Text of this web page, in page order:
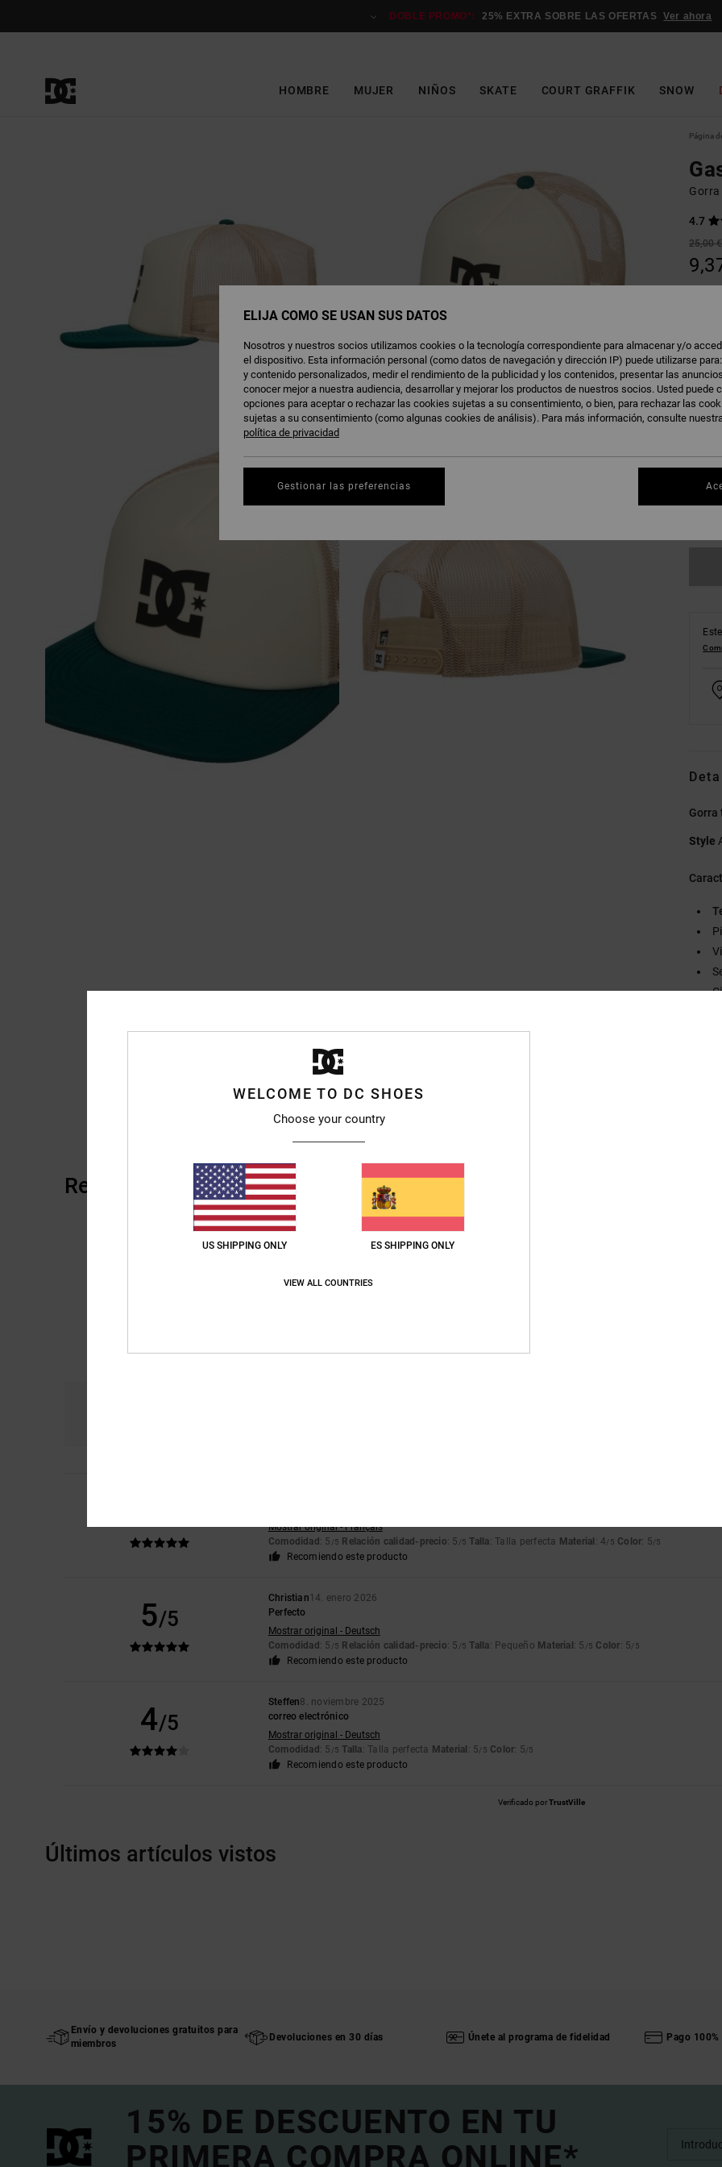
DOBLE PROMO*: 25% EXTRA SOBRE LAS OFERTAS Ver ahora
HOMBRE MUJER NIÑOS SKATE COURT GRAFFIK SNOW
Página
4.7
25,00 €
Color
Gorra
Style
Reseñas de los clientes
Mostrar original - Français
Comodidad : 5 /5 Relación calidad-precio: 5 /5 Talla: Talla perfecta Material : 4/5 Color: 5/5
Recomiendo este producto
5/5
Christian14. enero 2026
Perfecto
Mostrar original - Deutsch
Comodidad : 5 /5 Relación calidad-precio: 5 /5 Talla: Pequeño Material : 5 /5 Color: 5/5
Recomiendo este producto
4/5
Steffen8. noviembre 2025
correo electrónico
Mostrar original - Deutsch
Comodidad : 5 /5 Talla: Talla perfecta Material : 5/5 Color: 5/5
Recomiendo este producto
Verificado porTrustVille
Últimos artículos vistos
Envío y devoluciones gratuitos para
miembros
Devoluciones en 30 días Únete al programa de fidelidad Pago
15% DE DESCUENTO EN TU
PRIMERA COMPRA ONLINE*
WELCOME TO DC SHOES
Choose your country
US SHIPPING ONLY ES SHIPPING ONLY
VIEW ALL COUNTRIES
ELIJA CÓMO SE USAN SUS DATOS
Nosotros y nuestros socios utilizamos cookies o la tecnología correspondiente para almacenar y/o
el dispositivo. Esta información personal (como datos de navegación y dirección IP) puede utilizarse
y contenido personalizados, medir el rendimiento de la publicidad y los contenidos, presentar las
conocer mejor a nuestra audiencia, desarrollar y mejorar los productos de nuestros socios. Usted puede
opciones para aceptar o rechazar las cookies sujetas a su consentimiento, o bien, para rechazar las
sujetas a su consentimiento (como algunas cookies de análisis). Para más información, consulte
política de privacidad
Gestionar las preferencias